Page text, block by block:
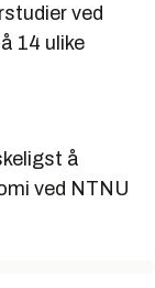
ved
14 ulike
å
ved NTNU